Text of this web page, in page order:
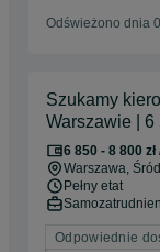
Odświeżono dnia
Szukamy
Warszawie | 6
wolnego
6 850 - 8 800
Warszawa,
Pełny etat
Odpowiednie